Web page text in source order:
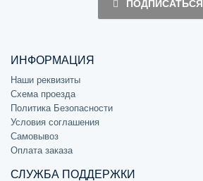
ПОДПИСАТЬСЯ
ИНФОРМАЦИЯ
Наши реквизиты
Схема проезда
Политика Безопасности
Условия соглашения
Самовывоз
Оплата заказа
СЛУЖБА ПОДДЕРЖКИ